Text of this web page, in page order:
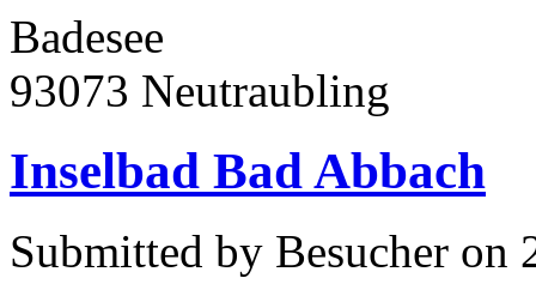
Badesee
93073 Neutraubling
Inselbad Bad Abbach
Submitted by Besucher on